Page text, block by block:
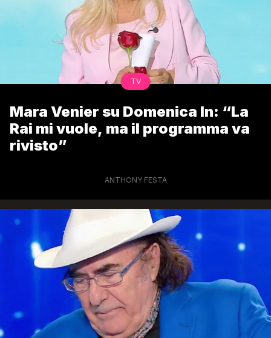
TV
Mara Venier su Domenica In: “La
Rai mi vuole, ma il programma va
rivisto”
ANTHONY FESTA